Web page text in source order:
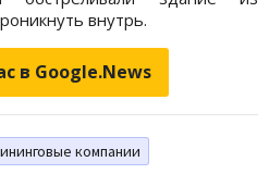
внутрь.
в Google.News
компании